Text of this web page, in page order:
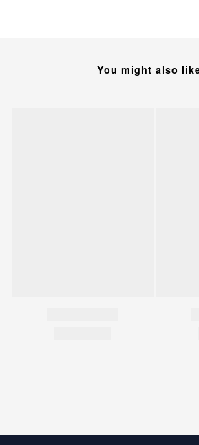
You might also